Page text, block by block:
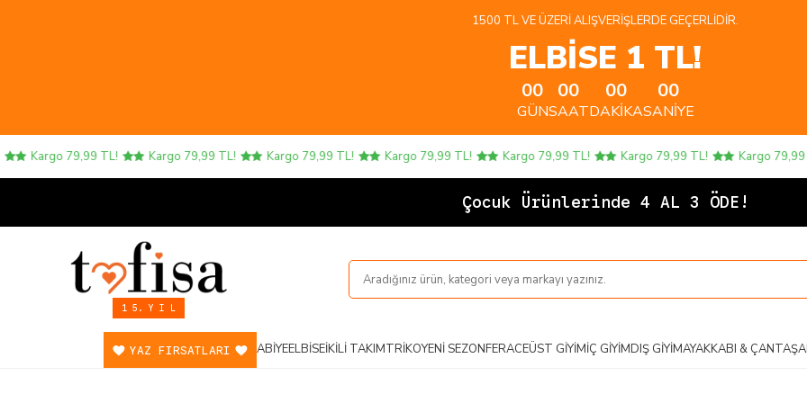
1500 TL VE ÜZERI ALIŞVERIŞLERDE GEÇERLIDIR.
ELBİSE 1 TL!
00
GÜN
00
SAAT
00
DAKIKA
00
SANIYE
Kargo 79,99 TL! Kargo 79,99 TL! Kargo 79,99 TL! Kargo 79,99 TL! Kargo 79,99 TL! Kargo 79,99 TL! Kargo 79,99 TL!
Çocu
1 5. Y I L
YAZ FIRSATLARI ABIYEELBISEİKILI TAKIMTRIKOYENI SEZONFERACEÜST GIYIMİÇ GIYIMDIŞ GIYIMAYAKKABI & ÇANTA